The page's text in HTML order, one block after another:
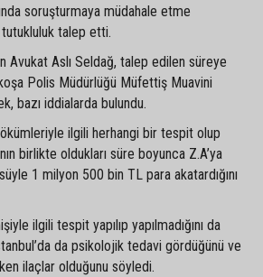
soruşturmaya müdahale etme
tutukluluk talep etti.
Avukat Aslı Seldağ, talep edilen süreye
Polis Müdürlüğü Müfettiş Muavini
bazı iddialarda bulundu.
ilgili herhangi bir tespit olup
birlikte oldukları süre boyunca Z.A’ya
1 milyon 500 bin TL para akatardığını
ilgili tespit yapılıp yapılmadığını da
da psikolojik tedavi gördüğünü ve
ilaçlar olduğunu söyledi.